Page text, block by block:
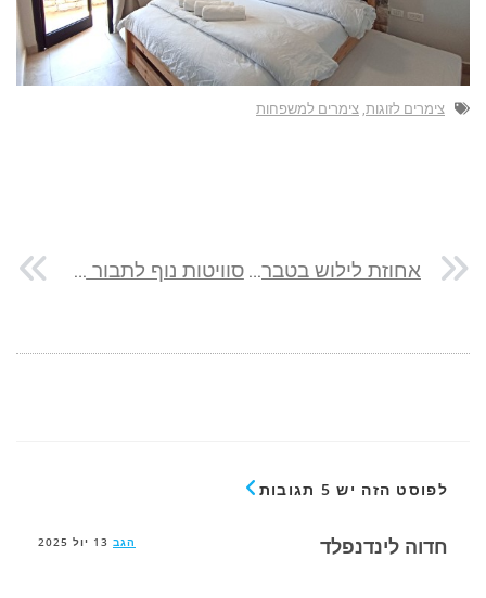
צימרים לזוגות צימרים למשפחות
אחוזת לילוש בטבריה סוויטות נוף לתבור בגבעת אבני
לפוסט הזה יש 5 תגובות
חדוה לינדנפלד הגב 13 יול 2025